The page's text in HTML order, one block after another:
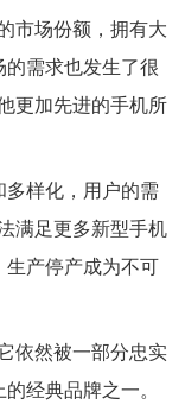
市场份额，拥有大
需求也发生了很
更加先进的手机所
多样化，用户的需
满足更多新型手机
生产停产成为不可
依然被一部分忠实
经典品牌之一。